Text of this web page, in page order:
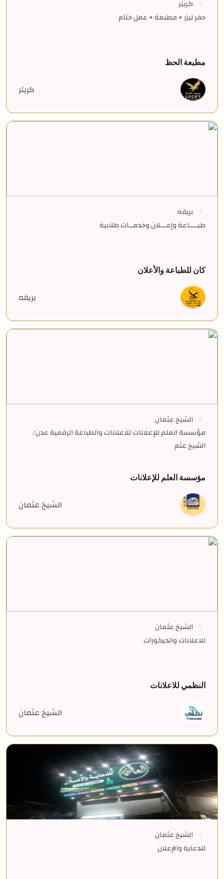
كريتر
حفر ليزر + مطبعة + عمل ختام
مطبعة الحظ
كريتر
بريقه
طبــــاعة وإعـــلان وخدمــات طلابية
كان للطباعة والأعلان
بريقه
الشيخ عثمان
مؤسسة العلم للإعلانات للاعلانات والطباعة الرقمية عدن/
الشيخ عثم
مؤسسة العلم للإعلانات
الشيخ عثمان
الشيخ عثمان
للاعلانات والديكورات
النظمي للاعلانات
الشيخ عثمان
الشيخ عثمان
للدعاية والإعلان